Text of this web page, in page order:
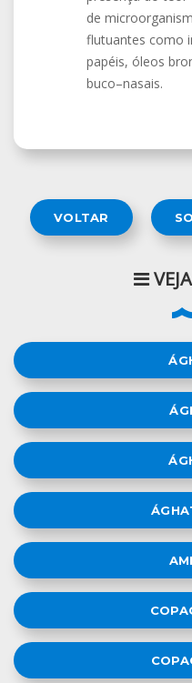
de
flutuantes como
papéis, óleos
buco–nasais.
VOLTAR